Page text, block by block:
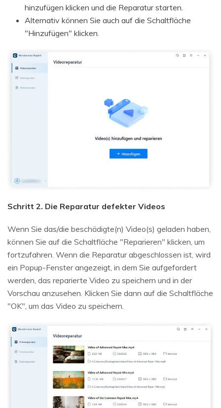
hinzufügen klicken und die Reparatur starten.
Alternativ können Sie auch auf die Schaltfläche
"Hinzufügen" klicken.
Schritt 2. Die Reparatur defekter Videos
Wenn Sie das/die beschädigte(n) Video(s) geladen haben,
können Sie auf die Schaltfläche "Reparieren" klicken, um
fortzufahren. Wenn die Reparatur abgeschlossen ist, wird
ein Popup-Fenster angezeigt, in dem Sie aufgefordert
werden, das reparierte Video zu speichern und in der
Vorschau anzusehen. Klicken Sie dann auf die Schaltfläche
"OK", um das Video zu speichern.